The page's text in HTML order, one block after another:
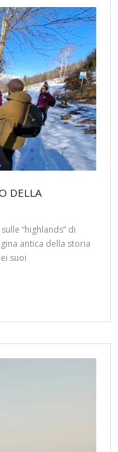
DELLA
“highlands” di
antica della storia
suoi